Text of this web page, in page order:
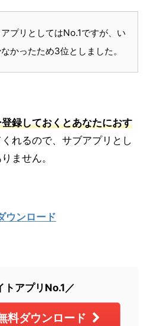
プリとしてはNo.1ですが、い
かったため3位としました。
録しておくとあなたにおす
くれるので、サブアプリとし
ません。
ウンロード
トアプリNo.1／
料ダウンロード